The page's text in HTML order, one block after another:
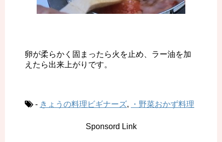
卵が柔らかく固まったら火を止め、ラー油を加
えたら出来上がりです。
- きょうの料理ビギナーズ, ・野菜おかず料理
Sponsord Link